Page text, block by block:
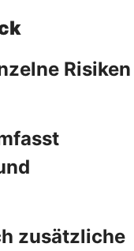
Risiken
zusätzliche